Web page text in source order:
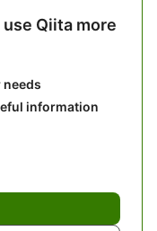
Qiita more
information